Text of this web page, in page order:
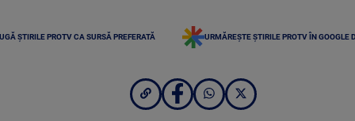
ȘTIRILE PROTV CA SURSĂ PREFERATĂ URMĂREȘTE ȘTIRILE PROTV ÎN GOOGLE